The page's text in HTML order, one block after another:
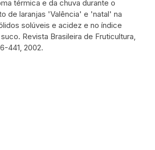
térmica e da chuva durante o
de laranjas 'Valência' e 'natal' na
solúveis e acidez e no índice
Revista Brasileira de Fruticultura,
441, 2002.